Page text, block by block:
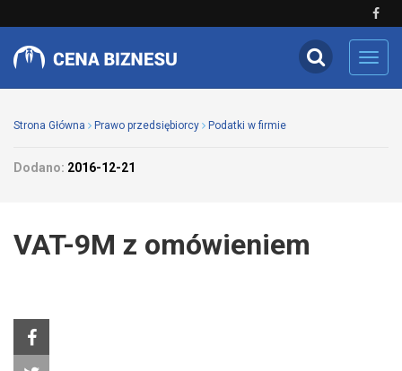
Strona Główna Prawo przedsiębiorcy Podatki w firmie
Dodano: 2016-12-21
VAT-9M z omówieniem